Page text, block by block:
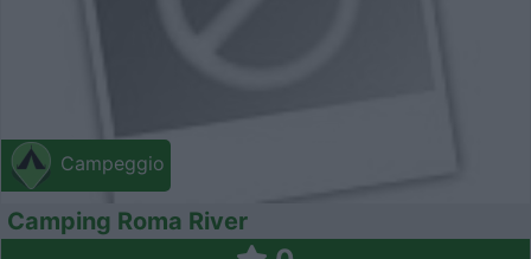
Campeggio
Camping Roma River